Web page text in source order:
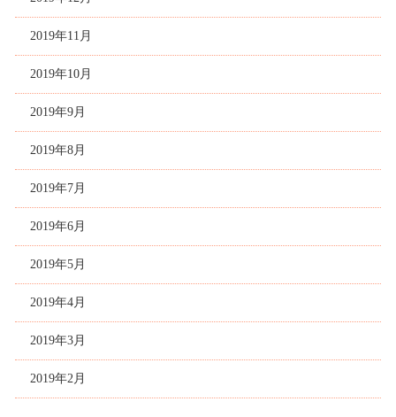
2019年11月
2019年10月
2019年9月
2019年8月
2019年7月
2019年6月
2019年5月
2019年4月
2019年3月
2019年2月